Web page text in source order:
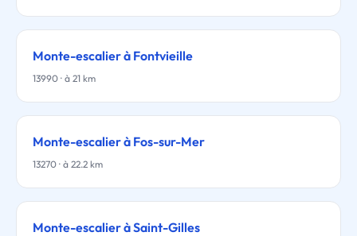
Monte-escalier à Fontvieille
13990 · à 21 km
Monte-escalier à Fos-sur-Mer
13270 · à 22.2 km
Monte-escalier à Saint-Gilles